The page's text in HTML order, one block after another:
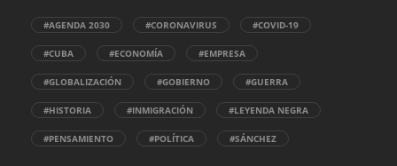
#AGENDA 2030 #CORONAVIRUS #COVID-19
#CUBA #ECONOMÍA #EMPRESA
#GLOBALIZACIÓN #GOBIERNO #GUERRA
#HISTORIA #INMIGRACIÓN #LEYENDA NEGRA
#PENSAMIENTO #POLÍTICA #SÁNCHEZ